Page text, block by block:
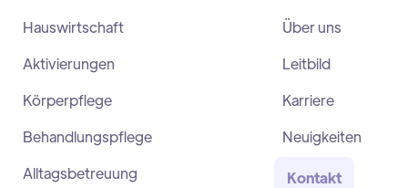
Hauswirtschaft
Aktivierungen
Körperpflege
Behandlungspflege
Alltagsbetreuung
Über uns
Leitbild
Karriere
Neuigkeiten
Kontakt